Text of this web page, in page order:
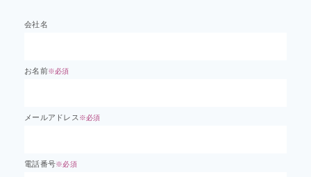
会社名
お名前※必須
メールアドレス ※必須
電話番号※必須